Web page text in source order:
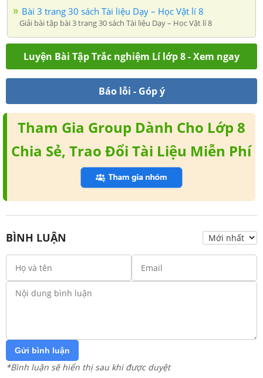
Bài 3 trang 30 sách Tài liệu Dạy – Học Vật lí 8
Giải bài tập bài 3 trang 30 sách Tài liệu Dạy – Học Vật lí 8
Luyện Bài Tập Trắc nghiệm Lí lớp 8 - Xem ngay
Báo lỗi - Góp ý
Tham Gia Group Dành Cho Lớp 8
Chia Sẻ, Trao Đổi Tài Liệu Miễn Phí
BÌNH LUẬN
Gửi bình luận
*Bình luận sẽ hiển thị sau khi được duyệt